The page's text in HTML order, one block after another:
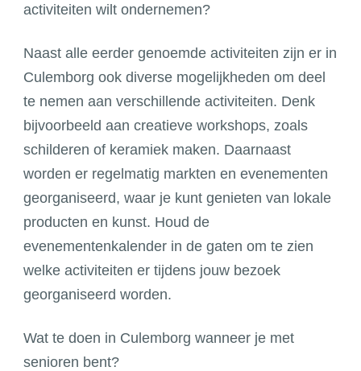
activiteiten wilt ondernemen?
Naast alle eerder genoemde activiteiten zijn er in
Culemborg ook diverse mogelijkheden om deel
te nemen aan verschillende activiteiten. Denk
bijvoorbeeld aan creatieve workshops, zoals
schilderen of keramiek maken. Daarnaast
worden er regelmatig markten en evenementen
georganiseerd, waar je kunt genieten van lokale
producten en kunst. Houd de
evenementenkalender in de gaten om te zien
welke activiteiten er tijdens jouw bezoek
georganiseerd worden.
Wat te doen in Culemborg wanneer je met
senioren bent?